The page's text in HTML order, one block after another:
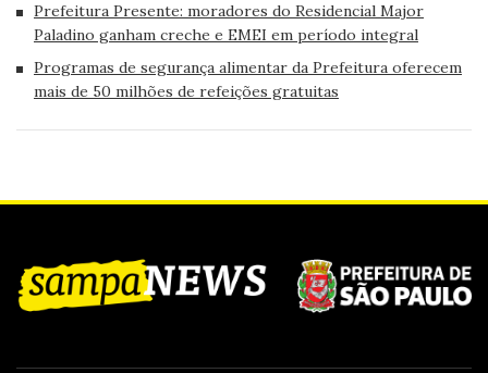
Prefeitura Presente: moradores do Residencial Major
Paladino ganham creche e EMEI em período integral
Programas de segurança alimentar da Prefeitura oferecem
mais de 50 milhões de refeições gratuitas